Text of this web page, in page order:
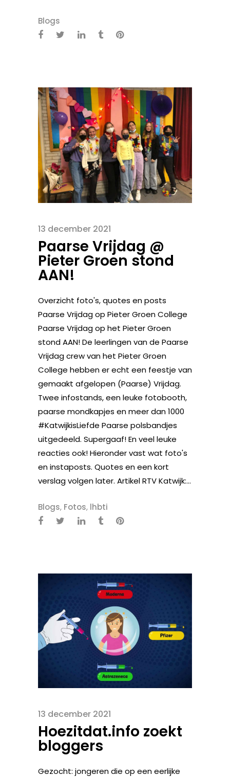
Blogs
13 december 2021
Paarse Vrijdag @
Pieter Groen stond
AAN!
Overzicht foto's, quotes en posts
Paarse Vrijdag op Pieter Groen College
Paarse Vrijdag op het Pieter Groen
stond AAN! De leerlingen van de Paarse
Vrijdag crew van het Pieter Groen
College hebben er echt een feestje van
gemaakt afgelopen (Paarse) Vrijdag.
Twee infostands, een leuke fotobooth,
paarse mondkapjes en meer dan 1000
#KatwijkisLiefde Paarse polsbandjes
uitgedeeld. Supergaaf! En veel leuke
reacties ook! Hieronder vast wat foto's
en instaposts. Quotes en een kort
verslag volgen later. Artikel RTV Katwijk:...
Blogs, Fotos, lhbti
13 december 2021
Hoezitdat.info zoekt
bloggers
Gezocht: jongeren die op een eerlijke